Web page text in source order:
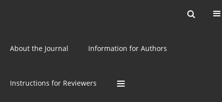
About the Journal Information for Authors
Instructions for Reviewers